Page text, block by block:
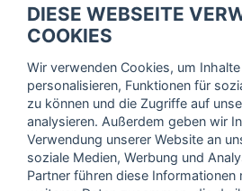
Trage dich hier für unseren Newsletter
Ich stimme der Verarbeitung meiner
Einwilligungserklärungder
beschrieben, zu und bestätige, dass
DIESE WEBSEITE
COOKIES
Wir verwenden Cookies, um
personalisieren, Funktionen für
zu können und die Zugriffe auf
analysieren. Außerdem geben wir
Verwendung unserer Website an
soziale Medien, Werbung und
Partner führen diese